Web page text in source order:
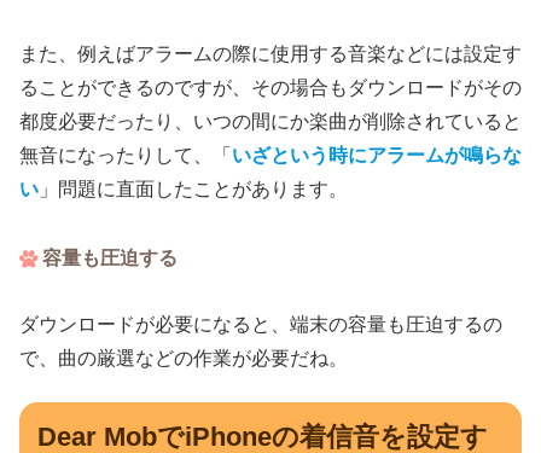
また、例えばアラームの際に使用する音楽などには設定す
ることができるのですが、その場合もダウンロードがその
都度必要だったり、いつの間にか楽曲が削除されていると
無音になったりして、「 いざという時にアラームが鳴らな
い 」問題に直面したことがあります。
容量も圧迫する
ダウンロードが必要になると、端末の容量も圧迫するの
で、曲の厳選などの作業が必要だね。
Dear MobでiPhoneの着信音を設定す